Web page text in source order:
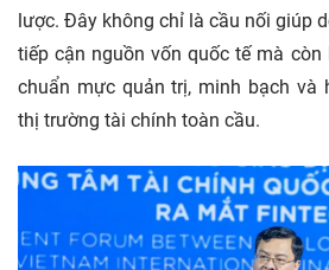
lược. Đây không chỉ là cầu nối giúp
tiếp cận nguồn vốn quốc tế mà
chuẩn mực quản trị, minh bạch và
thị trường tài chính toàn cầu.